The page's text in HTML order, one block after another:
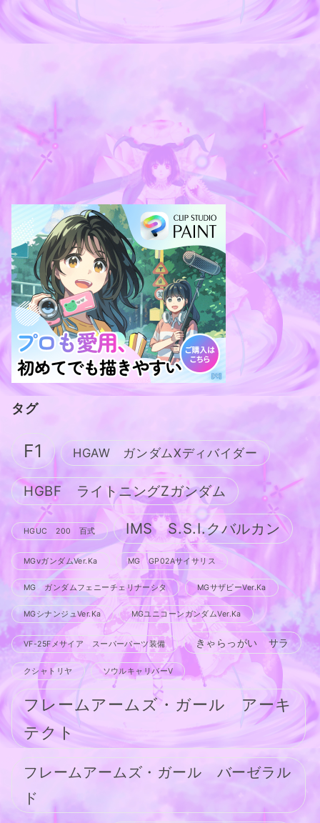
タグ
F1 HGAW ガンダムXディバイダー
HGBF ライトニングZガンダム
HGUC 200 百式 IMS S.S.I.クバルカン
MGνガンダムVer.Ka MG GP02Aサイサリス
MG ガンダムフェニーチェリナーシタ MGサザビーVer.Ka
MGシナンジュVer.Ka MGユニコーンガンダムVer.Ka
VF-25Fメサイア スーパーパーツ装備 きゃらっがい サラ
クシャトリヤ ソウルキャリバーV
フレームアームズ・ガール アーキ
テクト
フレームアームズ・ガール バーゼラル
ド